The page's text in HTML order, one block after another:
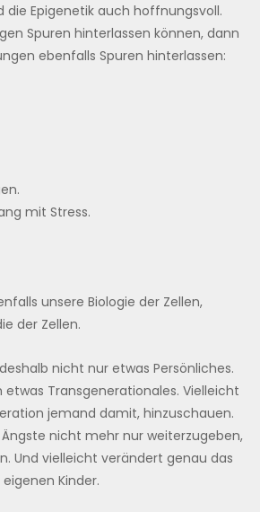
die Epigenetik auch hoffnungsvoll.
Spuren hinterlassen können, dann
ebenfalls Spuren hinterlassen:
mit Stress.
unsere Biologie der Zellen,
der Zellen.
nicht nur etwas Persönliches.
Transgenerationales. Vielleicht
jemand damit, hinzuschauen.
nicht mehr nur weiterzugeben,
Und vielleicht verändert genau das
Kinder.